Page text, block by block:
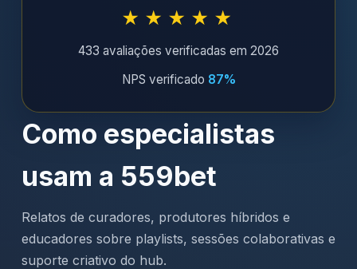
★★★★★
433 avaliações verificadas em 2026
NPS verificado 87%
Como especialistas
usam a 559bet
Relatos de curadores, produtores híbridos e
educadores sobre playlists, sessões colaborativas e
suporte criativo do hub.